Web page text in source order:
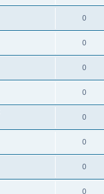
0
0
0
0
0
0
0
0